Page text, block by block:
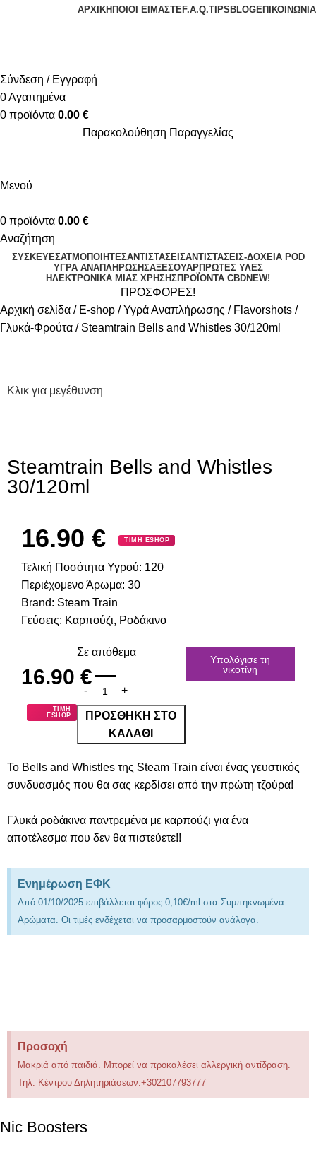
ΑΡΧΙΚΉ ΠΟΙΟΙ ΕΊΜΑΣΤΕF.A.Q.TIPS BLOGΕΠΙΚΟΙΝΩΝΊΑ
Σύνδεση / Εγγραφή
0Αγαπημένα
0 προϊόντα 0.00 €
Παρακολούθηση Παραγγελίας
Μενού
0 προϊόντα 0.00 €
Αναζήτηση
ΣΥΣΚΕΥΈΣΑΤΜΟΠΟΙΗΤΈΣΑΝΤΙΣΤΆΣΕΙΣΑΝΤΙΣΤΆΣΕΙΣ-ΔΟΧΕΊΑ POD
ΥΓΡΆ ΑΝΑΠΛΉΡΩΣΗΣΑΞΕΣΟΥΆΡΠΡΏΤΕΣ ΎΛΕΣ
ΗΛΕΚΤΡΟΝΙΚΆ ΜΙΑΣ ΧΡΉΣΗΣΠΡΟΪΌΝΤΑ CBDNEW!
ΠΡΟΣΦΟΡΕΣ!
Αρχική σελίδα
E-shop Υγρά Αναπλήρωσης
Flavorshots
Γλυκά-Φρούτα
Steamtrain Bells and Whistles 30/120ml
Κλικ για μεγέθυνση
Steamtrain Bells and Whistles
30/120ml
16.90 € ΤΙΜΗ ESHOP
Τελική Ποσότητα Υγρού: 120
Περιέχομενο Άρωμα: 30
Brand: Steam Train
Γεύσεις: Καρπούζι, Ροδάκινο
16.90 €
ΤΙΜΗ
ESHOP
Σε απόθεμα
ΠΡΟΣΘΉΚΗ ΣΤΟ
ΚΑΛΆΘΙ
Υπολόγισε τη
νικοτίνη
Το Bells and Whistles της Steam Train είναι ένας γευστικός
συνδυασμός που θα σας κερδίσει από την πρώτη τζούρα!
Γλυκά ροδάκινα παντρεμένα με καρπούζι για ένα
αποτέλεσμα που δεν θα πιστεύετε!!
Ενημέρωση ΕΦΚ
Από 01/10/2025 επιβάλλεται φόρος 0,10€/ml στα Συμπηκνωμένα
Αρώματα. Οι τιμές ενδέχεται να προσαρμοστούν ανάλογα.
Προσοχή
Μακριά από παιδιά. Μπορεί να προκαλέσει αλλεργική αντίδραση.
Τηλ. Κέντρου Δηλητηριάσεων:+302107793777
Nic Boosters